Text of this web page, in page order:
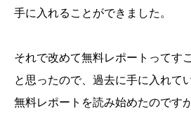
手に入れることができました。
それで改めて無料レポートってす
と思ったので、過去に手に入れて
無料レポートを読み始めたのです